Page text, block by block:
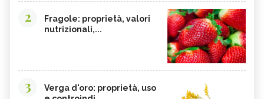
2
Fragole: proprietà, valori
nutrizionali,...
3
Verga d'oro: proprietà, uso